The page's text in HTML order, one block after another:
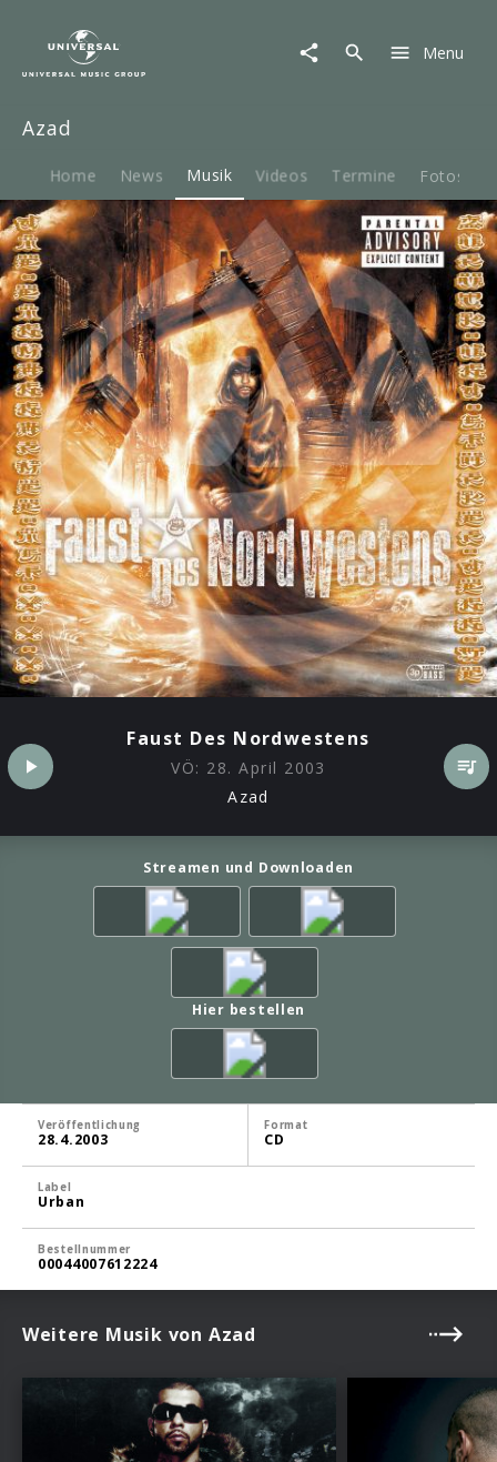
Des
Menu
Azad
Home News Musik Videos Termine Fotos
Faust Des Nordwestens
VÖ: 28. April 2003
Azad
Streamen und Downloaden
Hier bestellen
Veröffentlichung
28.4.2003
Format
CD
Label
Urban
Bestellnummer
00044007612224
Weitere Musik von Azad